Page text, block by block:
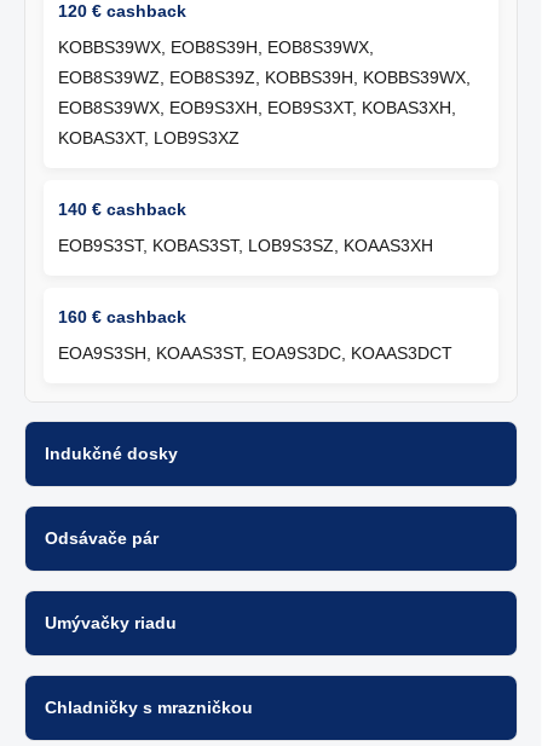
120 € cashback
KOBBS39WX, EOB8S39H, EOB8S39WX,
EOB8S39WZ, EOB8S39Z, KOBBS39H, KOBBS39WX,
EOB8S39WX, EOB9S3XH, EOB9S3XT, KOBAS3XH,
KOBAS3XT, LOB9S3XZ
140 € cashback
EOB9S3ST, KOBAS3ST, LOB9S3SZ, KOAAS3XH
160 € cashback
EOA9S3SH, KOAAS3ST, EOA9S3DC, KOAAS3DCT
Indukčné dosky
Odsávače pár
Umývačky riadu
Chladničky s mrazničkou